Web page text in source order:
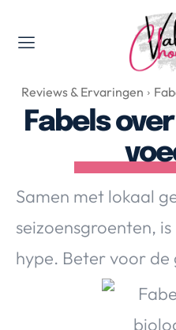
Valerie's Topics
Travel
Food
Happyness
Lifestyle, Sport
Top 5
Health
Huis
Reviews & Ervaringen
Fabels
Samen met lokaal
seizoensgroenten,
hype. Beter voor de